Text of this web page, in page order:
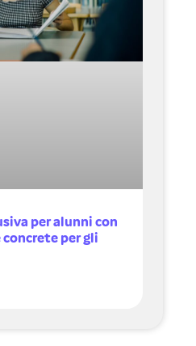
per alunni con
concrete per gli